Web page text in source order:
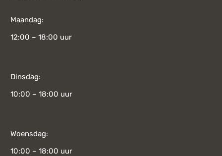
Maandag:
12:00 – 18:00 uur
Dinsdag:
10:00 – 18:00 uur
Woensdag:
10:00 – 18:00 uur